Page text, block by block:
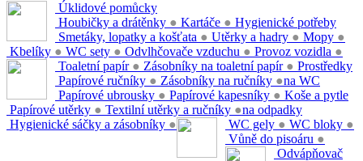
Úklidové pomůcky
Houbičky a drátěnky ● Kartáče ●
Smetáky, lopatky a košťata ● Utěrky a hadry ● Mopy ●
Kbelíky ● WC sety ● Odvlhčovače vzduchu ● Provoz vozidla ●
Hygienické potřeby
Toaletní papír ● Zásobníky na toaletní papír ●
Papírové ručníky ● Zásobníky na ručníky ●
Papírové ubrousky ● Papírové kapesníky ●
Papírové utěrky ● Textilní utěrky a ručníky ●
Hygienické sáčky a zásobníky ●
Prostředky
na WC
WC gely ● WC bloky ●
Vůně do pisoáru ●
Koše a pytle
na odpadky
Odvápňovač